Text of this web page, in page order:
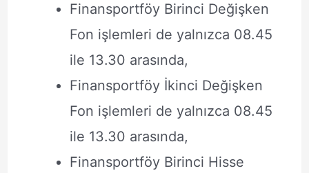
Finansportföy Birinci Değişken
Fon işlemleri de yalnızca 08.45
ile 13.30 arasında,
Finansportföy İkinci Değişken
Fon işlemleri de yalnızca 08.45
ile 13.30 arasında,
Finansportföy Birinci Hisse